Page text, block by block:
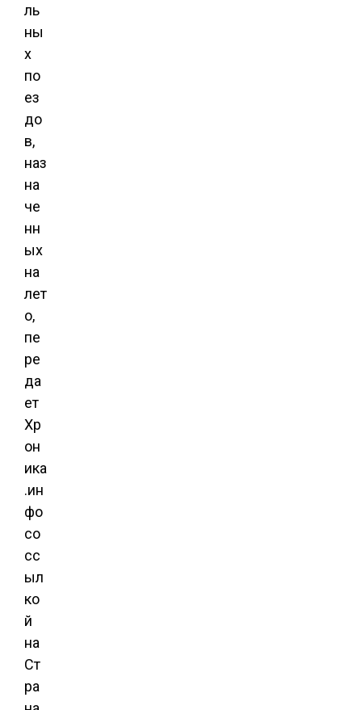
ль
ны
х
по
ез
до
в,
наз
на
че
нн
ых
на
лет
о,
пе
ре
да
ет
Хр
он
ика
.ин
фо
со
сс
ыл
ко
й
на
Ст
ра